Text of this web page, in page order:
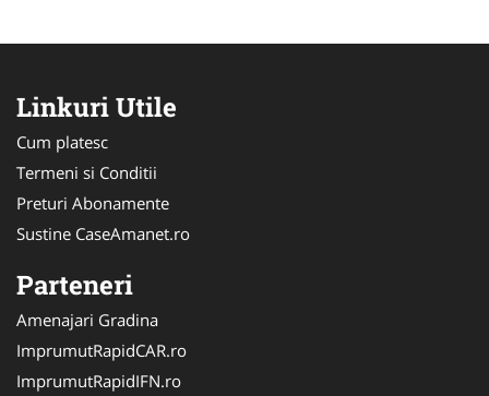
Linkuri Utile
Cum platesc
Termeni si Conditii
Preturi Abonamente
Sustine CaseAmanet.ro
Parteneri
Amenajari Gradina
ImprumutRapidCAR.ro
ImprumutRapidIFN.ro